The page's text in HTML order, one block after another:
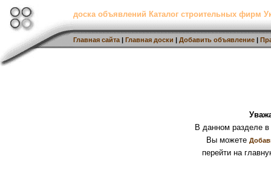
доска объявлений Каталог строительных фирм
Главная сайта | Главная доски | Добавить объявление |
В данном разделе
Вы можете
перейти на